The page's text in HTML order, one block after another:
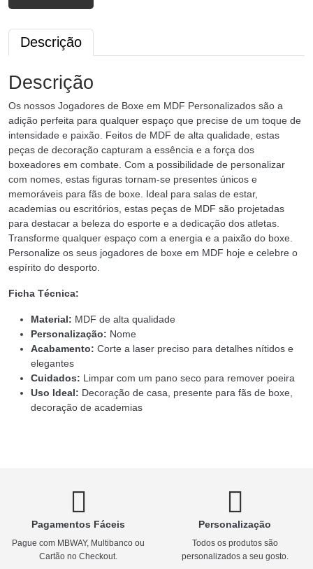
Descrição
Descrição
Os nossos Jogadores de Boxe em MDF Personalizados são a
adição perfeita para qualquer espaço que precise de um toque de
intensidade e paixão. Feitos de MDF de alta qualidade, estas
peças de decoração capturam a essência e a força dos
boxeadores em combate. Com a possibilidade de personalizar
com nomes, estas figuras tornam-se presentes únicos e
memoráveis para fãs de boxe. Ideal para salas de estar,
academias ou escritórios, estas peças de MDF são projetadas
para destacar a beleza do esporte e a dedicação dos atletas.
Transforme qualquer espaço com a energia e a paixão do boxe.
Personalize os seus jogadores de boxe em MDF hoje e celebre o
espírito do desporto.
Ficha Técnica:
Material: MDF de alta qualidade
Personalização: Nome
Acabamento: Corte a laser preciso para detalhes nítidos e
elegantes
Cuidados: Limpar com um pano seco para remover poeira
Uso Ideal: Decoração de casa, presente para fãs de boxe,
decoração de academias
Pagamentos Fáceis
Pague com MBWAY, Multibanco ou
Cartão no Checkout.
Personalização
Todos os produtos são
personalizados a seu gosto.